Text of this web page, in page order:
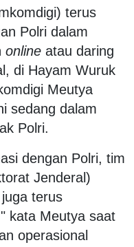
terus
Polri dalam
online atau daring
di Hayam Wuruk
Meutya
sedang dalam
Polri.
dengan Polri, tim
Jenderal)
terus
kata Meutya saat
operasional